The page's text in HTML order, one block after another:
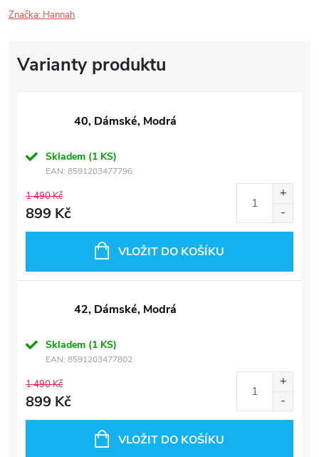
Značka: Hannah
40, Dámské, Modrá
Skladem (1 KS)
EAN: 8591203477796
1 490 Kč
899 Kč
VLOŽIT DO KOŠÍKU
42, Dámské, Modrá
Skladem (1 KS)
EAN: 8591203477802
1 490 Kč
899 Kč
VLOŽIT DO KOŠÍKU